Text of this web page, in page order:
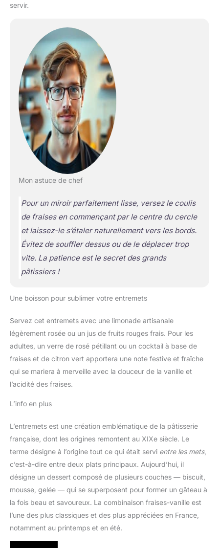
servir.
Mon astuce de chef
Pour un miroir parfaitement lisse, versez le coulis
de fraises en commençant par le centre du cercle
et laissez-le s’étaler naturellement vers les bords.
Évitez de souffler dessus ou de le déplacer trop
vite. La patience est le secret des grands
pâtissiers !
Une boisson pour sublimer votre entremets
Servez cet entremets avec une limonade artisanale
légèrement rosée ou un jus de fruits rouges frais. Pour les
adultes, un verre de rosé pétillant ou un cocktail à base de
fraises et de citron vert apportera une note festive et fraîche
qui se mariera à merveille avec la douceur de la vanille et
l’acidité des fraises.
L’info en plus
L’entremets est une création emblématique de la pâtisserie
française, dont les origines remontent au XIXe siècle. Le
terme désigne à l’origine tout ce qui était servi entre les mets,
c’est-à-dire entre deux plats principaux. Aujourd’hui, il
désigne un dessert composé de plusieurs couches — biscuit,
mousse, gelée — qui se superposent pour former un gâteau à
la fois beau et savoureux. La combinaison fraises-vanille est
l’une des plus classiques et des plus appréciées en France,
notamment au printemps et en été.